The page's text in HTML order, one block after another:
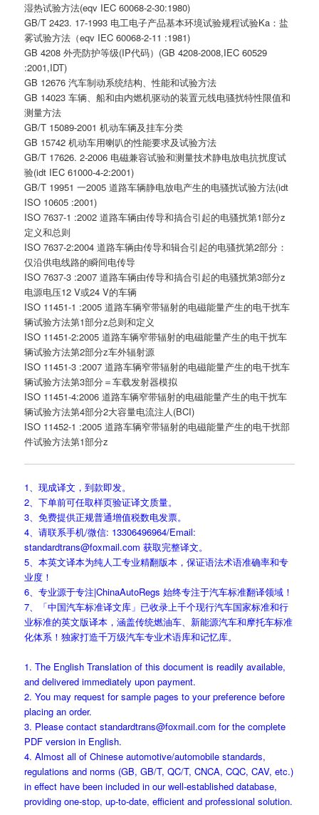
湿热试验方法(eqv IEC 60068-2-30:1980)
GB/T 2423. 17-1993 电工电子产品基本环境试验规程试验Ka：盐
雾试验方法（eqv IEC 60068-2-11 :1981)
GB 4208 外壳防护等级(IP代码）(GB 4208-2008,IEC 60529
:2001,IDT)
GB 12676 汽车制动系统结构、性能和试验方法
GB 14023 车辆、船和由内燃机驱动的装置元线电骚扰特性限值和
测量方法
GB/T 15089-2001 机动车辆及挂车分类
GB 15742 机动车用喇叭的性能要求及试验方法
GB/T 17626. 2-2006 电磁兼容试验和测量技术静电放电抗扰度试
验(idt IEC 61000-4-2:2001)
GB/T 19951 一2005 道路车辆静电放电产生的电骚扰试验方法(idt
ISO 10605 :2001)
ISO 7637-1 :2002 道路车辆由传导和搞合引起的电骚扰第1部分z
定义和总则
ISO 7637-2:2004 道路车辆由传导和辑合引起的电骚扰第2部分：
仅沿供电线路的瞬间电传导
ISO 7637-3 :2007 道路车辆由传导和搞合引起的电骚扰第3部分z
电源电压12 V或24 V的车辆
ISO 11451-1 :2005 道路车辆窄带辐射的电磁能量产生的电干扰车
辆试验方法第1部分z总则和定义
ISO 11451-2:2005 道路车辆窄带辐射的电磁能量产生的电干扰车
辆试验方法第2部分z车外辐射源
ISO 11451-3 :2007 道路车辆窄带辐射的电磁能量产生的电干扰车
辆试验方法第3部分＝车载发射器模拟
ISO 11451-4:2006 道路车辆窄带辐射的电磁能量产生的电干扰车
辆试验方法第4部分2大容量电流注人(BCI)
ISO 11452-1 :2005 道路车辆窄带辐射的电磁能量产生的电干扰部
件试验方法第1部分z
1、现成译文，到款即发。
2、下单前可任取样页验证译文质量。
3、免费提供正规普通增值税数电发票。
4、请联系手机/微信: 13306496964/Email:
standardtrans@foxmail.com 获取完整译文。
5、本英文译本为纯人工专业精翻版本，保证语法术语准确率和专
业度！
6、专业源于专注|ChinaAutoRegs 始终专注于汽车标准翻译领域！
7、「中国汽车标准译文库」已收录上千个现行汽车国家标准和行
业标准的英文版译本，涵盖传统燃油车、新能源汽车和摩托车标准
化体系！独家打造千万级汽车专业术语库和记忆库。
1. The English Translation of this document is readily available,
and delivered immediately upon payment.
2. You may request for sample pages to your preference before
placing an order.
3. Please contact standardtrans@foxmail.com for the complete
PDF version in English.
4. Almost all of Chinese automotive/automobile standards,
regulations and norms (GB, GB/T, QC/T, CNCA, CQC, CAV, etc.)
in effect have been included in our well-established database,
providing one-stop, up-to-date, efficient and professional solution.